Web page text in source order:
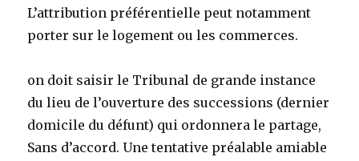
L’attribution préférentielle peut notamment
porter sur le logement ou les commerces.
on doit saisir le Tribunal de grande instance
du lieu de l’ouverture des successions (dernier
domicile du défunt) qui ordonnera le partage,
Sans d’accord. Une tentative préalable amiable